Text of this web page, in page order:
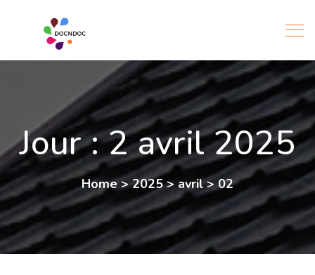
Jour :2 avril 2025
Home >2025>avril>02